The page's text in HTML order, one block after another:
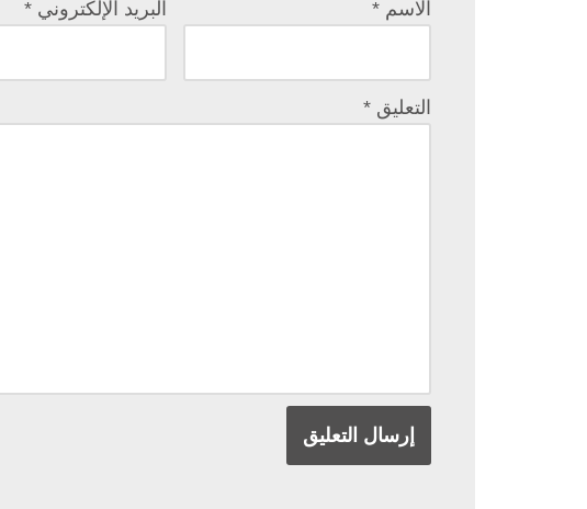
الاسم * البريد الإلكتروني*
التعليق *